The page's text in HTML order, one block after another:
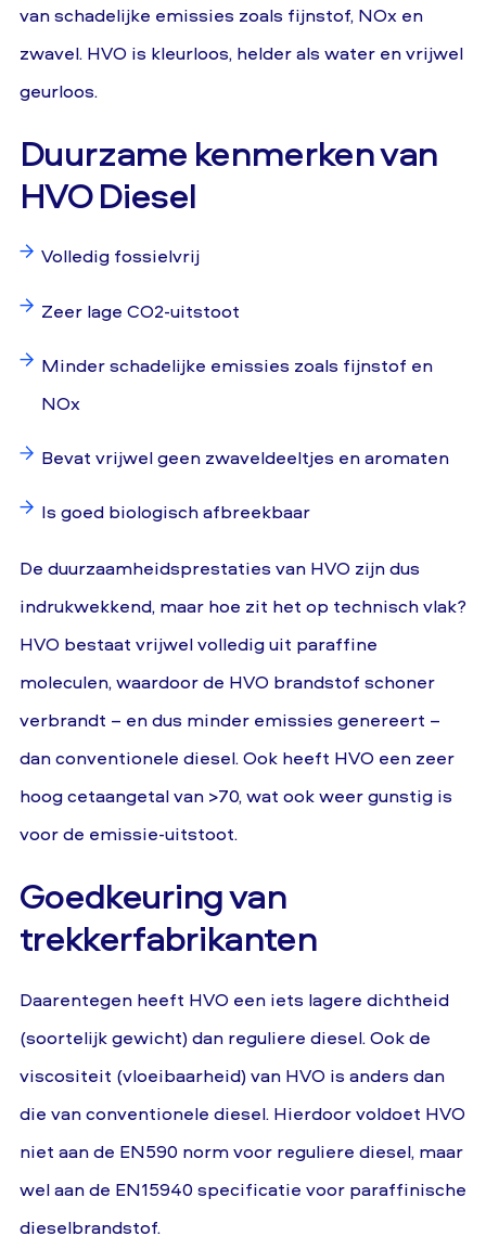
van schadelijke emissies zoals fijnstof, NOx en
zwavel. HVO is kleurloos, helder als water en vrijwel
geurloos.
Duurzame kenmerken van
HVO Diesel
Volledig fossielvrij
Zeer lage CO2-uitstoot
Minder schadelijke emissies zoals fijnstof en
NOx
Bevat vrijwel geen zwaveldeeltjes en aromaten
Is goed biologisch afbreekbaar
De duurzaamheidsprestaties van HVO zijn dus
indrukwekkend, maar hoe zit het op technisch vlak?
HVO bestaat vrijwel volledig uit paraffine
moleculen, waardoor de HVO brandstof schoner
verbrandt – en dus minder emissies genereert –
dan conventionele diesel. Ook heeft HVO een zeer
hoog cetaangetal van >70, wat ook weer gunstig is
voor de emissie-uitstoot.
Goedkeuring van
trekkerfabrikanten
Daarentegen heeft HVO een iets lagere dichtheid
(soortelijk gewicht) dan reguliere diesel. Ook de
viscositeit (vloeibaarheid) van HVO is anders dan
die van conventionele diesel. Hierdoor voldoet HVO
niet aan de EN590 norm voor reguliere diesel, maar
wel aan de EN15940 specificatie voor paraffinische
dieselbrandstof.